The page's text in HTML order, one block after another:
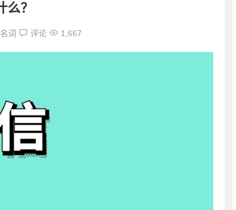
么？
词 评论 1,667